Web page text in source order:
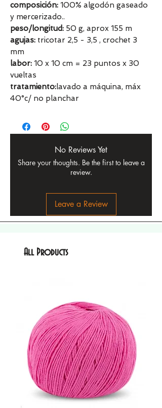
composición: 100% algodón gaseado
y mercerizado..
peso/longitud: 50 g, aprox 155 m
agujas: tricotar 2,5 - 3,5 , crochet 3
mm
labor: 10 x 10 cm = 23 puntos x 30
vueltas
tratamiento:lavado a máquina, máx
40°c/ no planchar
No Reviews Yet
Share your thoughts. Be the first to leave a
review.
Leave a Review
All Products